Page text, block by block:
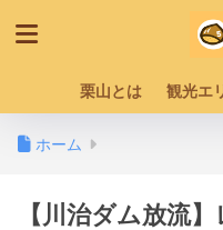
栗山とは 観光エ
ホーム
【川治ダム放流